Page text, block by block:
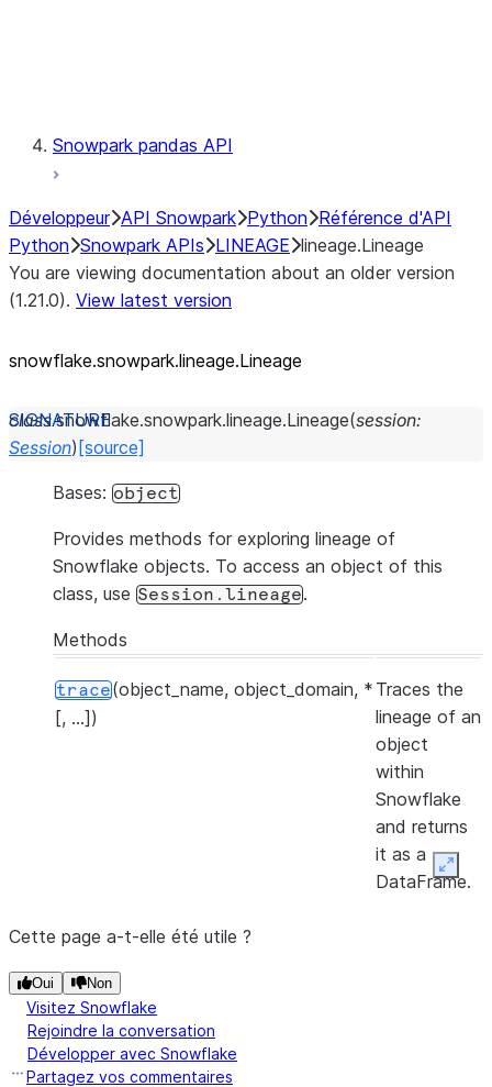
Snowpark pandas API
Développeur API Snowpark Python Référence d'API
Python Snowpark APIs LINEAGE lineage.Lineage
You are viewing documentation about an older version
(1.21.0). View latest version
snowflake.snowpark.lineage.Lineage
class snowflake.snowpark.lineage.Lineage(session:
Session) [source]
Bases: object
Provides methods for exploring lineage of
Snowflake objects. To access an object of this
class, use Session.lineage.
Methods
trace(object_name, object_domain, *
[, ...])
Traces the
lineage of an
object
within
Snowflake
and returns
it as a
DataFrame.
Cette page a-t-elle été utile ?
Oui Non
Visitez Snowflake
Rejoindre la conversation
Développer avec Snowflake
Partagez vos commentaires